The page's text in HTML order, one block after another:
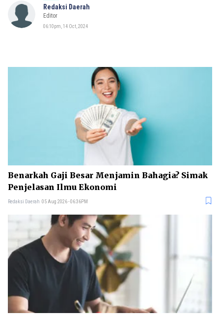
Redaksi Daerah
Editor
06:10pm, 14 Oct, 2024
Benarkah Gaji Besar Menjamin Bahagia? Simak
Penjelasan Ilmu Ekonomi
Redaksi Daerah 05 Aug 2026 - 06:36PM